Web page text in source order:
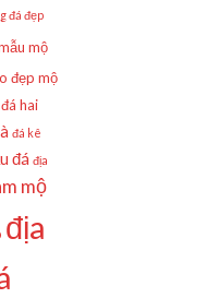
đá đẹp
mộ
đẹp mộ
hai
đá kê
đá địa
mộ
địa